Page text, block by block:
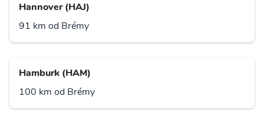
Hannover (HAJ)
91 km od Brémy
Hamburk (HAM)
100 km od Brémy